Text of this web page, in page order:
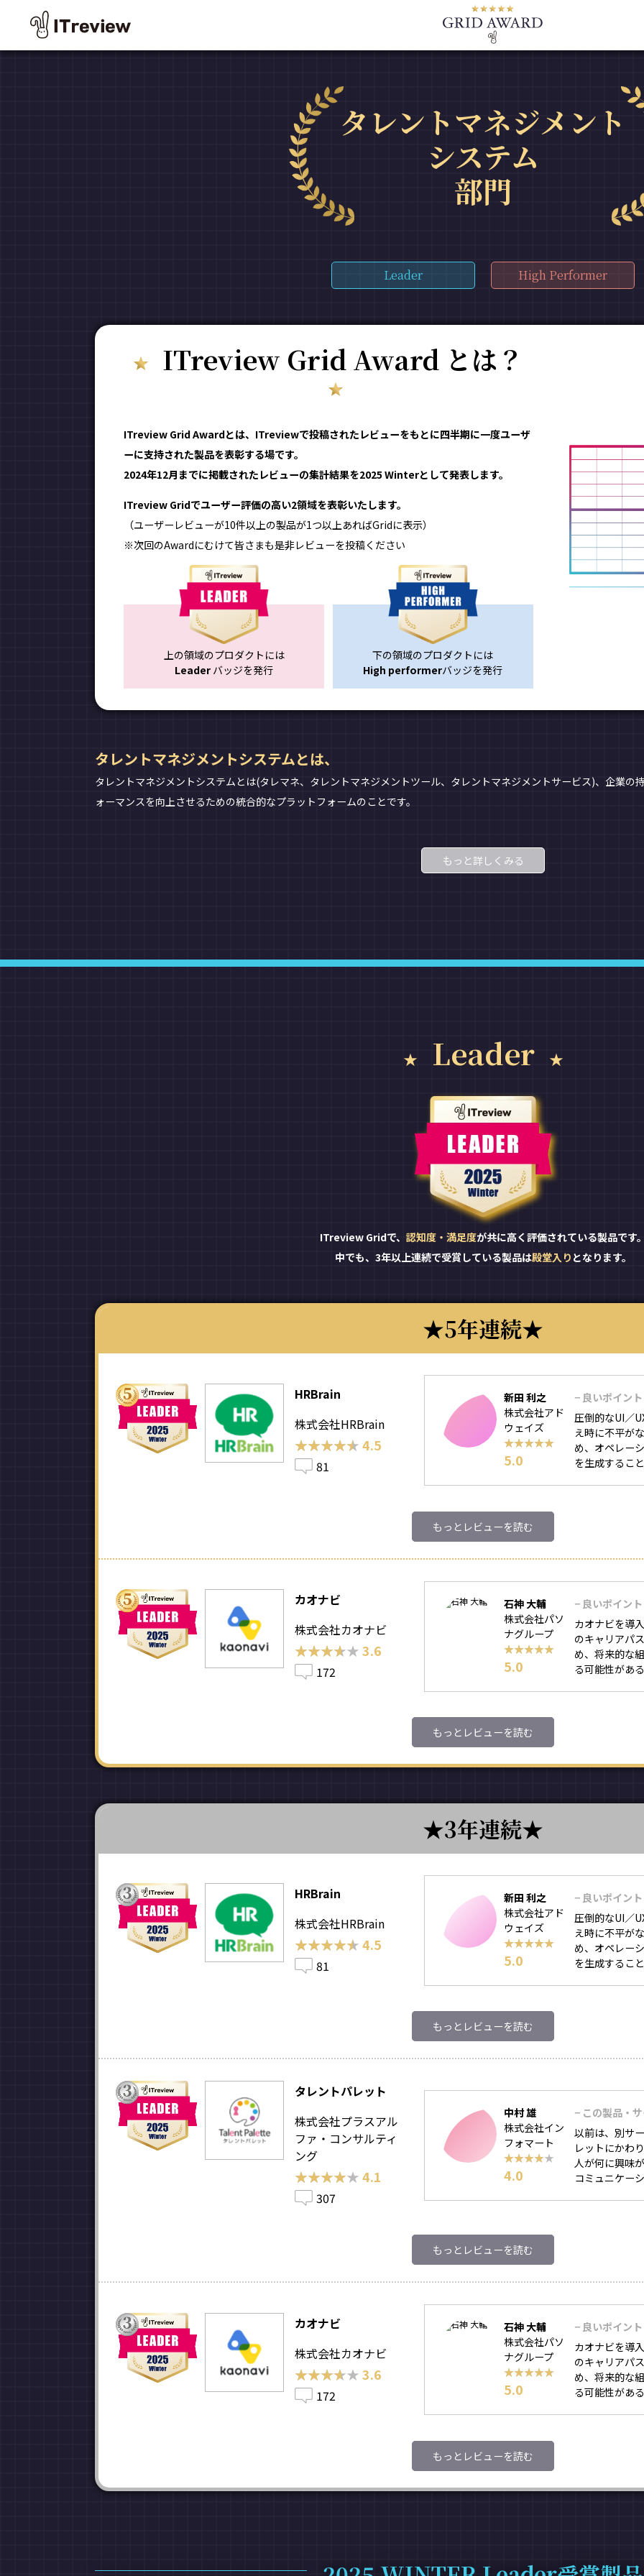
タレントマネジメント
システム
部門
Leader High Performer
ITreview Grid Award とは？
ITreview Grid Awardとは、ITreviewで投稿されたレビューをもとに四半期に一度ユーザ
ーに支持された製品を表彰する場です。
2024年12月までに掲載されたレビューの集計結果を2025 Winterとして発表します。
ITreview Gridでユーザー評価の高い2領域を表彰いたします。
（ユーザーレビューが10件以上の製品が1つ以上あればGridに表示）
※次回のAwardにむけて皆さまも是非レビューを投稿ください
上の領域のプロダクトには
Leader バッジを発行
下の領域のプロダクトには
High performerバッジを発行
タレントマネジメントシステムとは、
タレントマネジメントシステムとは(タレマネ、タレントマネジメントツール、タレントマネジメントサービス)、企業の
ォーマンスを向上させるための統合的なプラットフォームのことです。
もっと詳しくみる
Leader
ITreview Gridで、 認知度・満足度が共に高く評価されている製品です
中でも、3年以上連続で受賞している製品は殿堂入り となります。
5年連続
HRBrain
株式会社HRBrain
★★★★★
★★★★★ 4.5
81
新田 利之
株式会社アド
ウェイズ
★★★★★
★★★★★
5.0
− 良いポイント
圧倒的なUI／
え時に不平が
め、オペレー
を生成するこ
もっとレビューを読む
カオナビ
株式会社カオナビ
★★★★★
★★★★★ 3.6
172
石神 大輔
株式会社パソ
ナグループ
★★★★★
★★★★★
5.0
− 良いポイント
カオナビを導
のキャリアパ
め、将来的な
る可能性があ
もっとレビューを読む
3年連続
HRBrain
株式会社HRBrain
★★★★★
★★★★★ 4.5
81
新田 利之
株式会社アド
ウェイズ
★★★★★
★★★★★
5.0
− 良いポイント
圧倒的なUI／
え時に不平が
め、オペレー
を生成するこ
もっとレビューを読む
タレントパレット
株式会社プラスアル
ファ・コンサルティ
ング
★★★★★
★★★★★ 4.1
307
中村 雄
株式会社イン
フォマート
★★★★★
★★★★★
4.0
− この製品・
以前は、別サ
レットにかわ
人が何に興味
コミュニケー
もっとレビューを読む
カオナビ
株式会社カオナビ
★★★★★
★★★★★ 3.6
172
石神 大輔
株式会社パソ
ナグループ
★★★★★
★★★★★
5.0
− 良いポイント
カオナビを導
のキャリアパ
め、将来的な
る可能性があ
もっとレビューを読む